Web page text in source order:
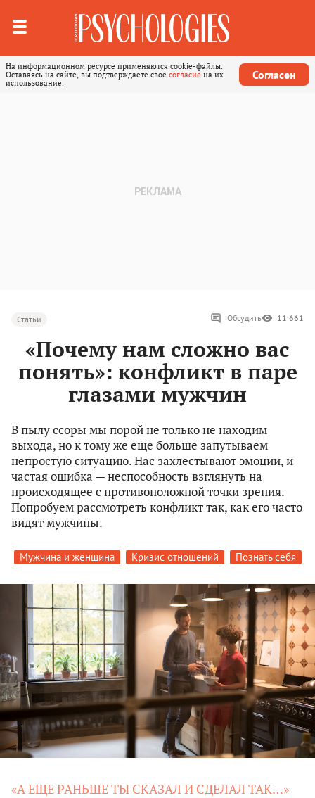
На информационном ресурсе применяются cookie-файлы.
Оставаясь на сайте, вы подтверждаете свое согласие на их
использование.
Согласен
Статьи Обсудить 11 661
«Почему нам сложно вас
понять»: конфликт в паре
глазами мужчин
В пылу ссоры мы порой не только не находим
выхода, но к тому же еще больше запутываем
непростую ситуацию. Нас захлестывают эмоции, и
частая ошибка — неспособность взглянуть на
происходящее с противоположной точки зрения.
Попробуем рассмотреть конфликт так, как его часто
видят мужчины.
Мужчина и женщина Кризис отношений Познать себя
«А ЕЩЕ РАНЬШЕ ТЫ СКАЗАЛ И СДЕЛАЛ ТАК…»